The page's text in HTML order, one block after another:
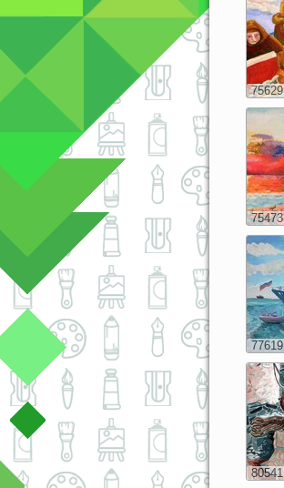
75629
75473
77619
80541